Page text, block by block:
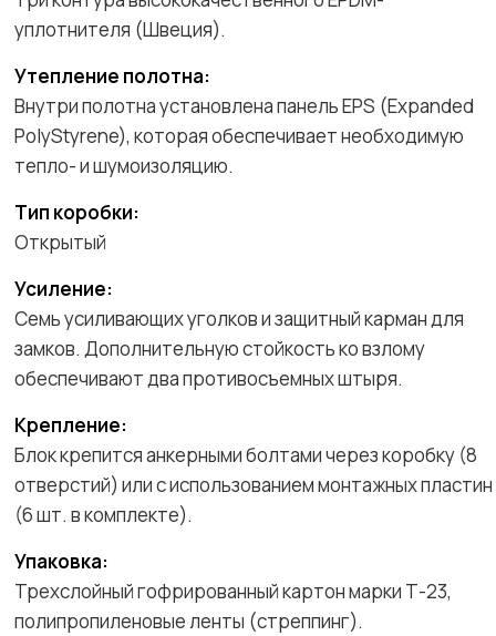
уплотнителя (Швеция).
Утепление полотна:
Внутри полотна установлена панель EPS (Expanded
PolyStyrene), которая обеспечивает необходимую
тепло- и шумоизоляцию.
Тип коробки:
Открытый
Усиление:
Семь усиливающих уголков и защитный карман для
замков. Дополнительную стойкость ко взлому
обеспечивают два противосъемных штыря.
Крепление:
Блок крепится анкерными болтами через коробку (8
отверстий) или с использованием монтажных пластин
(6 шт. в комплекте).
Упаковка:
Трехслойный гофрированный картон марки Т-23,
полипропиленовые ленты (стреппинг).